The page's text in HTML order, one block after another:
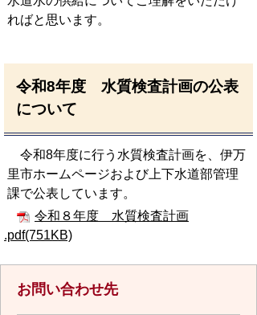
ればと思います。
令和8年度 水質検査計画の公表
について
令和8年度に行う水質検査計画を、伊万
里市ホームページおよび上下水道部管理
課で公表しています。
令和８年度 水質検査計画
.pdf(751KB)
お問い合わせ先